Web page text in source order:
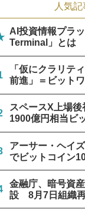
人気
AI投資情報プラ
Terminal」とは
「仮にクラリテ
前進」＝ビット
スペースX上場
1900億円相当ビ
アーサー・ヘイ
でビットコイン
金融庁、暗号資
設 8月7日組織